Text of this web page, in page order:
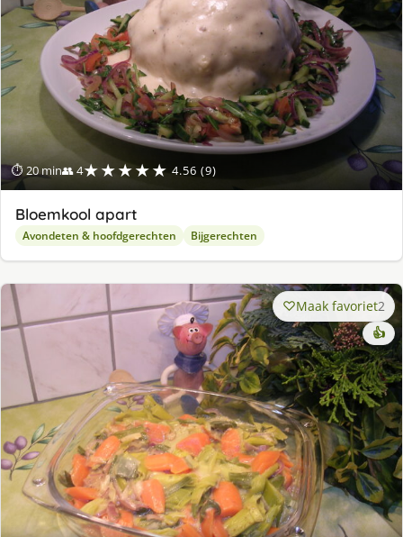
⏱ 20 min👥 4★★★★★ 4.56 (9)
Bloemkool apart
Avondeten & hoofdgerechten Bijgerechten
Maak favoriet2
👍